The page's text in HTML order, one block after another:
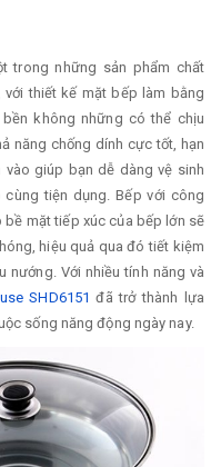
trong những sản phẩm chất
thiết kế mặt bếp làm bằng
không những có thể chịu
năng chống dính cực tốt, hạn
giúp bạn dễ dàng vệ sinh
tiện dụng. Bếp với công
bề mặt tiếp xúc của bếp lớn sẽ
hiệu quả qua đó tiết kiệm
Với nhiều tính năng và
SHD6151 đã trở thành lựa
sống năng động ngày nay.